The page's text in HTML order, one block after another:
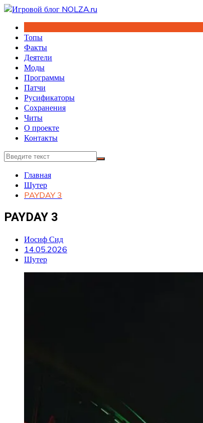
Перейти
содержимому
Топы
Факты
Деятели
Моды
Программы
Патчи
Русификаторы
Сохранения
Читы
О проекте
Контакты
Главная
Шутер
PAYDAY 3
PAYDAY 3
Иосиф Сид
14.05.2026
Шутер